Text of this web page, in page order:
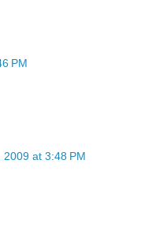
PM
2009 at 3:48 PM